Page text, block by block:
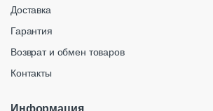
Доставка
Гарантия
Возврат и обмен товаров
Контакты